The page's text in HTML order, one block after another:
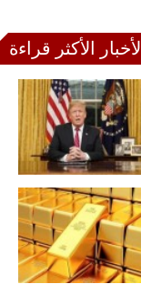
الأخبار الأكثر قراءة